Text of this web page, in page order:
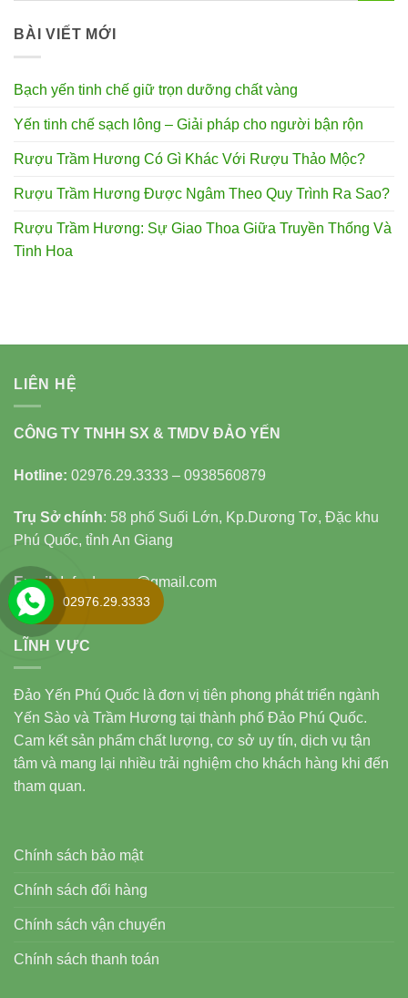
BÀI VIẾT MỚI
Bạch yến tinh chế giữ trọn dưỡng chất vàng
Yến tinh chế sạch lông – Giải pháp cho người bận rộn
Rượu Trầm Hương Có Gì Khác Với Rượu Thảo Mộc?
Rượu Trầm Hương Được Ngâm Theo Quy Trình Ra Sao?
Rượu Trầm Hương: Sự Giao Thoa Giữa Truyền Thống Và
Tinh Hoa
LIÊN HỆ
CÔNG TY TNHH SX & TMDV ĐẢO YẾN
Hotline: 02976.29.3333 – 0938560879
Trụ Sở chính: 58 phố Suối Lớn, Kp.Dương Tơ, Đặc khu
Phú Quốc, tỉnh An Giang
Email:Info.daoyen@gmail.com
LĨNH VỰC
Đảo Yến Phú Quốc là đơn vị tiên phong phát triển ngành
Yến Sào và Trầm Hương tại thành phố Đảo Phú Quốc.
Cam kết sản phẩm chất lượng, cơ sở uy tín, dịch vụ tận
tâm và mang lại nhiều trải nghiệm cho khách hàng khi đến
tham quan.
Chính sách bảo mật
Chính sách đổi hàng
Chính sách vận chuyển
Chính sách thanh toán
02976.29.3333